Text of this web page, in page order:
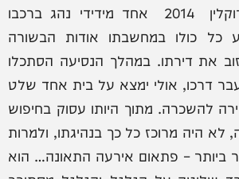
15 באוקטובר בברוקלין 2014 אחד מידידי נהג ברכבו
כל כולו במחשבתו אודות הבשורה
את דירתו. במהלך הנסיעה הסתכלו
דרכו, אולי ימצא על בית אחד שלט
להשכרה. מתוך היותו עסוק בחיפוש
היה מרוכז כל כך בנהיגתו, ולמרות
ביותר – פתאום אירעה התאונה… הוא